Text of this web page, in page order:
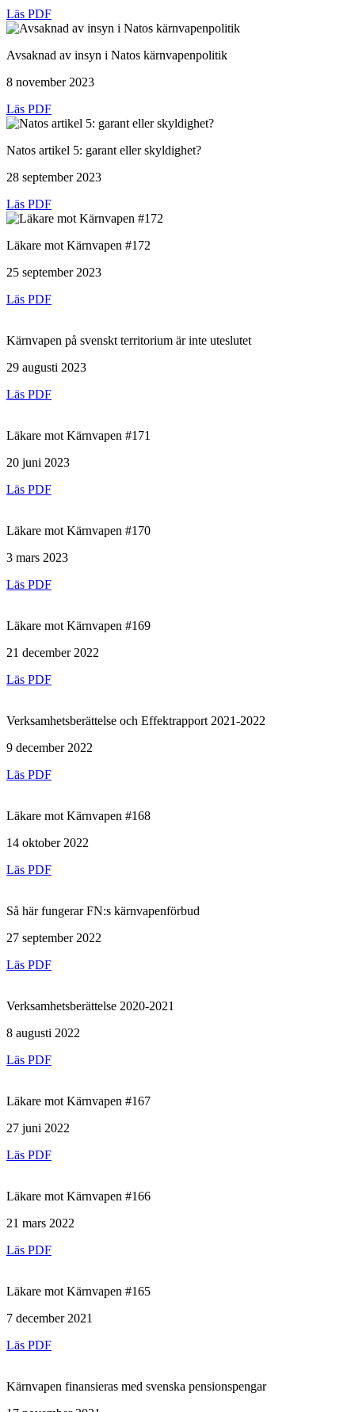
Läs PDF
Avsaknad av insyn i Natos kärnvapenpolitik
8 november 2023
Läs PDF
Natos artikel 5: garant eller skyldighet?
28 september 2023
Läs PDF
Läkare mot Kärnvapen #172
25 september 2023
Läs PDF
Kärnvapen på svenskt territorium är inte uteslutet
29 augusti 2023
Läs PDF
Läkare mot Kärnvapen #171
20 juni 2023
Läs PDF
Läkare mot Kärnvapen #170
3 mars 2023
Läs PDF
Läkare mot Kärnvapen #169
21 december 2022
Läs PDF
Verksamhetsberättelse och Effektrapport 2021-2022
9 december 2022
Läs PDF
Läkare mot Kärnvapen #168
14 oktober 2022
Läs PDF
Så här fungerar FN:s kärnvapenförbud
27 september 2022
Läs PDF
Verksamhetsberättelse 2020-2021
8 augusti 2022
Läs PDF
Läkare mot Kärnvapen #167
27 juni 2022
Läs PDF
Läkare mot Kärnvapen #166
21 mars 2022
Läs PDF
Läkare mot Kärnvapen #165
7 december 2021
Läs PDF
Kärnvapen finansieras med svenska pensionspengar